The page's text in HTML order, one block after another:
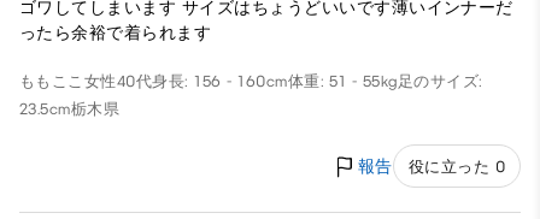
ゴワしてしまいます サイズはちょうどいいです薄いインナーだ
ったら余裕で着られます
ももここ 女性40代身長: 156 - 160cm体重: 51 - 55kg足のサイズ:
23.5cm栃木県
報告 役に立った 0